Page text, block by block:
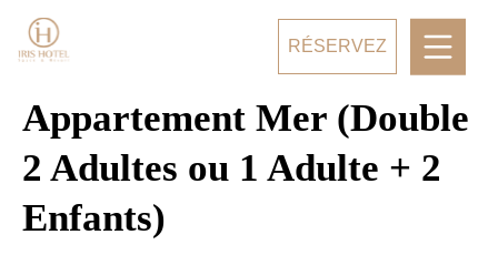
RÉSERVEZ
Appartement Mer (Double
2 Adultes ou 1 Adulte + 2
Enfants)